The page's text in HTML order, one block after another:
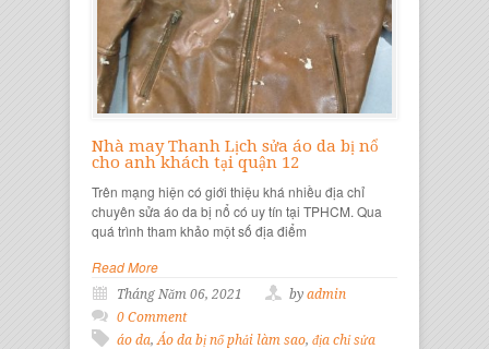
Nhà may Thanh Lịch sửa áo da bị nổ
cho anh khách tại quận 12
Trên mạng hiện có giới thiệu khá nhiều địa chỉ
chuyên sửa áo da bị nổ có uy tín tại TPHCM. Qua
quá trình tham khảo một số địa điểm
Read More
Tháng Năm 06, 2021 by admin
0 Comment
áo da, Áo da bị nổ phải làm sao, địa chỉ sửa